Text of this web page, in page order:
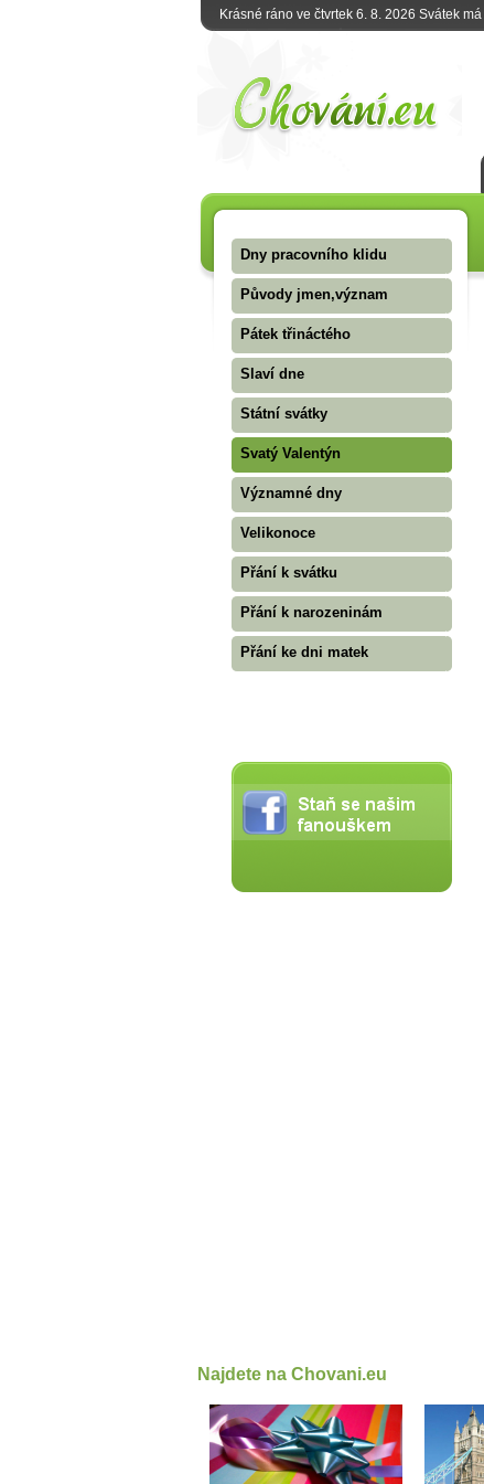
Krásné ráno ve čtvrtek 6. 8. 2026 Svátek má
Dny pracovního klidu
Původy jmen,význam
Pátek třináctého
Slaví dne
Státní svátky
Svatý Valentýn
Významné dny
Velikonoce
Přání k svátku
Přání k narozeninám
Přání ke dni matek
Najdete na Chovani.eu